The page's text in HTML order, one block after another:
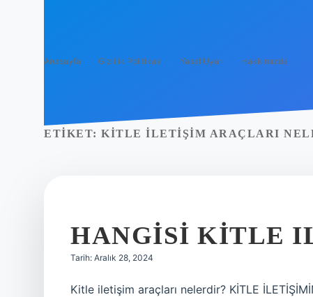
Anasayfa Gizlilik Politikası Yasal Uyarı Hakkımızda
ETIKET: KITLE ILETIŞIM ARAÇLARI
HANGISI KITLE
Tarih: Aralık 28, 2024
Kitle iletişim araçları nelerdir? KİTLE